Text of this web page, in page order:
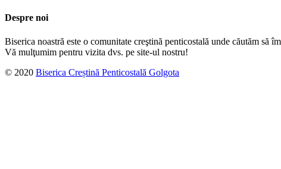
Despre noi
Biserica noastră este o comunitate creştină penticostală unde căutăm
Vă mulţumim pentru vizita dvs. pe site-ul nostru!
© 2020 Biserica Creștină Penticostală Golgota